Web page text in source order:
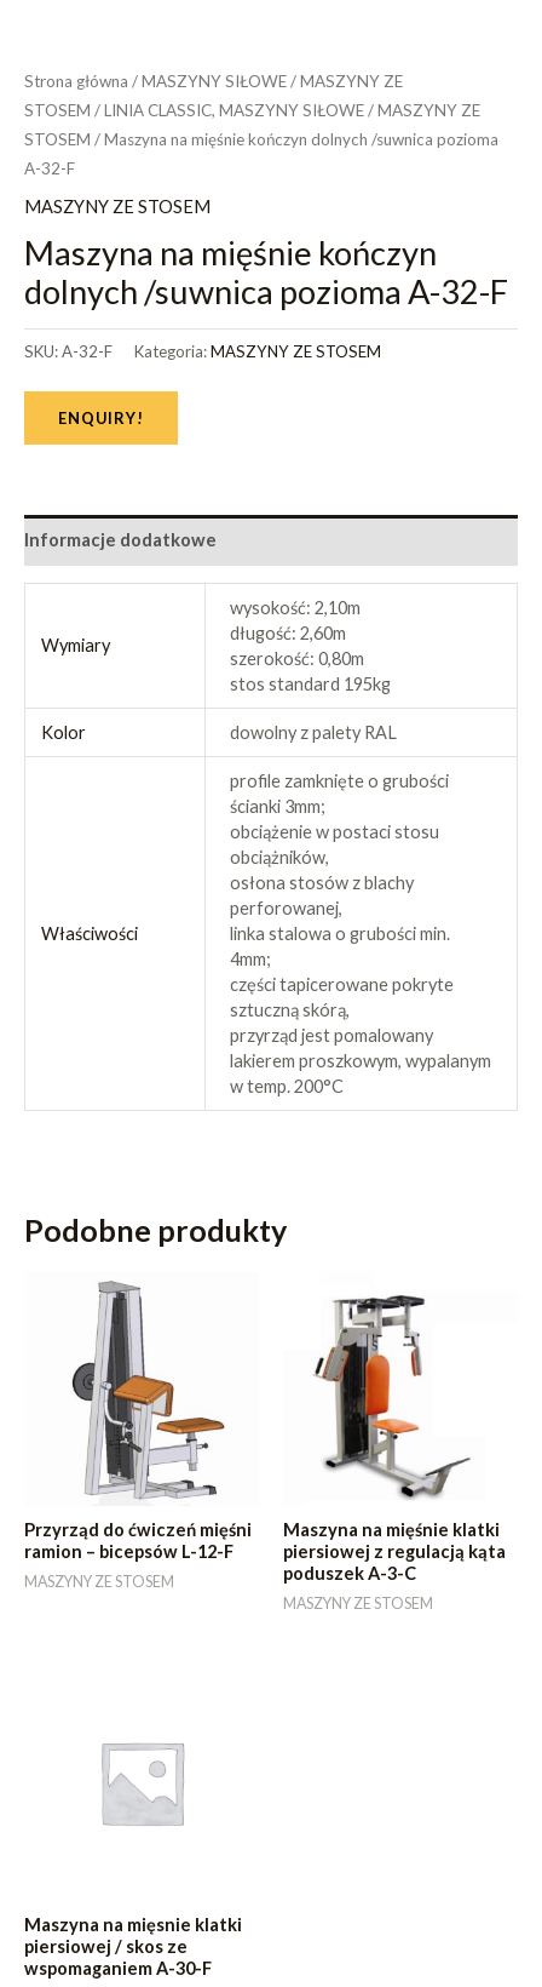
Strona główna /MASZYNY SIŁOWE/MASZYNY ZE
STOSEM /LINIA CLASSIC, MASZYNY SIŁOWE/MASZYNY ZE
STOSEM / Maszyna na mięśnie kończyn dolnych /suwnica pozioma
A-32-F
MASZYNY ZE STOSEM
Maszyna na mięśnie kończyn
dolnych /suwnica pozioma A-32-F
SKU:A-32-F Kategoria:MASZYNY ZE STOSEM
ENQUIRY!
Informacje dodatkowe
Wymiary
wysokość: 2,10m
długość: 2,60m
szerokość: 0,80m
stos standard 195kg
Kolor dowolny z palety RAL
Właściwości
profile zamknięte o grubości
ścianki 3mm;
obciążenie w postaci stosu
obciążników,
osłona stosów z blachy
perforowanej,
linka stalowa o grubości min.
4mm;
części tapicerowane pokryte
sztuczną skórą,
przyrząd jest pomalowany
lakierem proszkowym, wypalanym
w temp. 200°C
Podobne produkty
Przyrząd do ćwiczeń mięśni
ramion – bicepsów L-12-F
MASZYNY ZE STOSEM
Maszyna na mięśnie klatki
piersiowej z regulacją kąta
poduszek A-3-C
MASZYNY ZE STOSEM
Maszyna na mięsnie klatki
piersiowej / skos ze
wspomaganiem A-30-F